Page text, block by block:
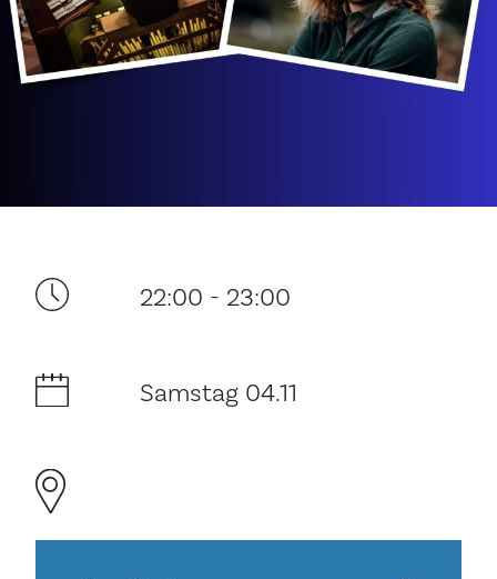
Ditt besøk
Musikk
Historie og arkitektur
22:00 - 23:00
Samstag 04.11